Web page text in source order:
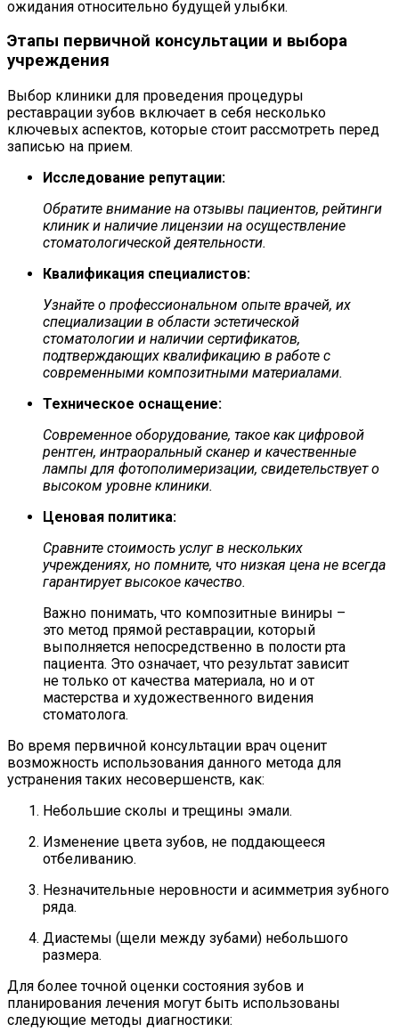
ожидания относительно будущей улыбки.
Этапы первичной консультации и выбора
учреждения
Выбор клиники для проведения процедуры
реставрации зубов включает в себя несколько
ключевых аспектов, которые стоит рассмотреть перед
записью на прием.
Исследование репутации:
Обратите внимание на отзывы пациентов, рейтинги
клиник и наличие лицензии на осуществление
стоматологической деятельности.
Квалификация специалистов:
Узнайте о профессиональном опыте врачей, их
специализации в области эстетической
стоматологии и наличии сертификатов,
подтверждающих квалификацию в работе с
современными композитными материалами.
Техническое оснащение:
Современное оборудование, такое как цифровой
рентген, интраоральный сканер и качественные
лампы для фотополимеризации, свидетельствует о
высоком уровне клиники.
Ценовая политика:
Сравните стоимость услуг в нескольких
учреждениях, но помните, что низкая цена не всегда
гарантирует высокое качество.
Важно понимать, что композитные виниры –
это метод прямой реставрации, который
выполняется непосредственно в полости рта
пациента. Это означает, что результат зависит
не только от качества материала, но и от
мастерства и художественного видения
стоматолога.
Во время первичной консультации врач оценит
возможность использования данного метода для
устранения таких несовершенств, как:
Небольшие сколы и трещины эмали.
Изменение цвета зубов, не поддающееся
отбеливанию.
Незначительные неровности и асимметрия зубного
ряда.
Диастемы (щели между зубами) небольшого
размера.
Для более точной оценки состояния зубов и
планирования лечения могут быть использованы
следующие методы диагностики: